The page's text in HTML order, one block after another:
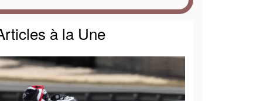
à la Une